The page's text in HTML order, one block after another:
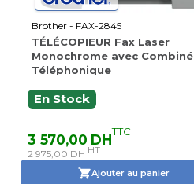
Brother - FAX-2845
TÉLÉCOPIEUR Fax Laser
Monochrome avec Combiné
Téléphonique
En Stock
3 570,00 DHTTC
2 975,00 DH HT
Ajouter au panier